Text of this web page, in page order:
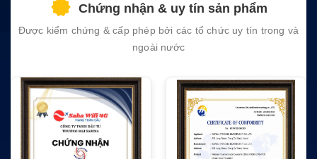
empty.
Chứng nhận & uy tín sản phẩm
Được kiểm chứng & cấp phép bởi các tổ chức uy tín trong và
ngoài nước